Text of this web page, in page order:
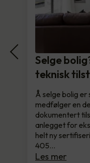
Selge
teknisk
Å selge bolig er
medfølger en
dokumentert
anlegget for
helt ny
405…
Les mer